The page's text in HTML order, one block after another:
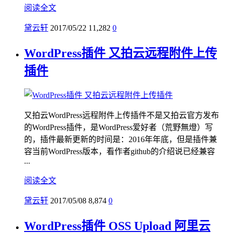
阅读全文
黛云轩 2017/05/22 11,282 0
WordPress插件 又拍云远程附件上传
插件
又拍云WordPress远程附件上传插件不是又拍云官方发布
的WordPress插件，是WordPress爱好者（荒野無燈）写
的，插件最新更新的时间是：2016年年底，但是插件兼
容当前WordPress版本，看作者github的介绍说已经兼容
...
阅读全文
黛云轩 2017/05/08 8,874 0
WordPress插件 OSS Upload 阿里云